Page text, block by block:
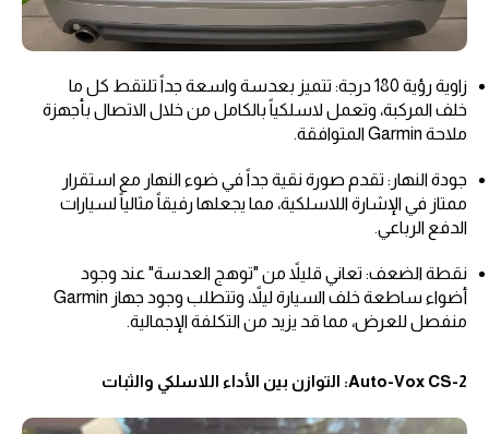
زاوية رؤية 180 درجة: تتميز بعدسة واسعة جداً تلتقط كل ما
خلف المركبة، وتعمل لاسلكياً بالكامل من خلال الاتصال بأجهزة
ملاحة Garmin المتوافقة.
جودة النهار: تقدم صورة نقية جداً في ضوء النهار مع استقرار
ممتاز في الإشارة اللاسلكية، مما يجعلها رفيقاً مثالياً لسيارات
الدفع الرباعي.
نقطة الضعف: تعاني قليلاً من "توهج العدسة" عند وجود
أضواء ساطعة خلف السيارة ليلاً، وتتطلب وجود جهاز Garmin
منفصل للعرض، مما قد يزيد من التكلفة الإجمالية.
Auto-Vox CS-2: التوازن بين الأداء اللاسلكي والثبات